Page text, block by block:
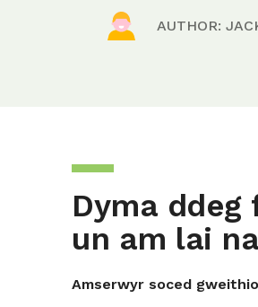
AUTHOR:
Dyma
un am lai
Amserwyr soced